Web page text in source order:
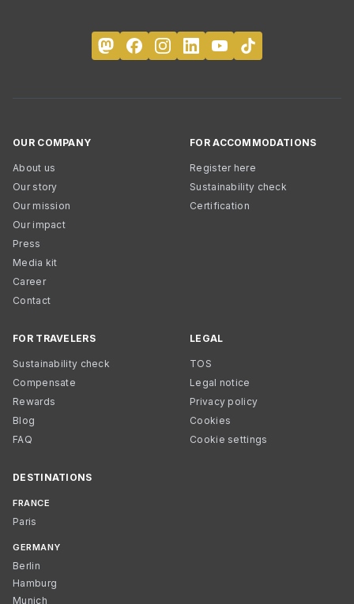
OUR COMPANY
About us
Our story
Our mission
Our impact
Press
Media kit
Career
Contact
FOR ACCOMMODATIONS
Register here
Sustainability check
Certification
FOR TRAVELERS
Sustainability check
Compensate
Rewards
Blog
FAQ
LEGAL
TOS
Legal notice
Privacy policy
Cookies
Cookie settings
DESTINATIONS
FRANCE
Paris
GERMANY
Berlin
Hamburg
Munich